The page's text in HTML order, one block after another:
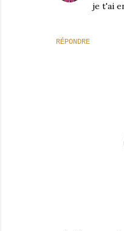
RÉPONDRE
je t'ai